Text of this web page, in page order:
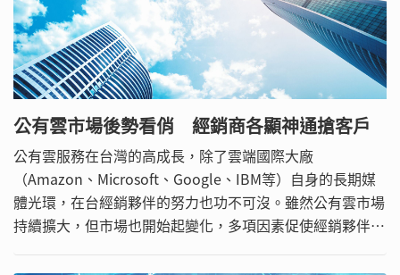
公有雲市場後勢看俏 經銷商各顯神通搶客戶
公有雲服務在台灣的高成長，除了雲端國際大廠
（Amazon、Microsoft、Google、IBM等）自身的長期媒
體光環，在台經銷夥伴的努力也功不可沒。雖然公有雲市場
持續擴大，但市場也開始起變化，多項因素促使經銷夥伴改